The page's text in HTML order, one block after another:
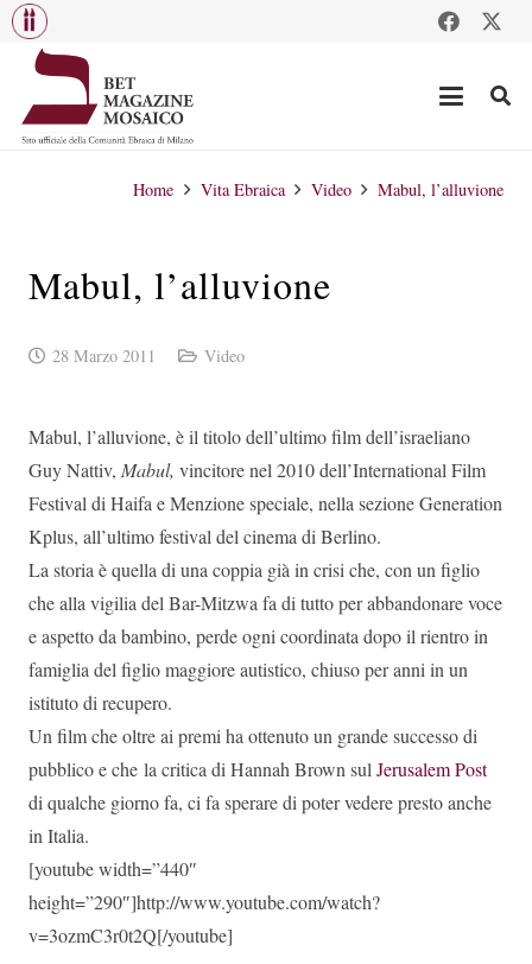
Home Vita Ebraica Video Mabul, l’alluvione
Mabul, l’alluvione
28 Marzo 2011 Video
Mabul, l’alluvione, è il titolo dell’ultimo film dell’israeliano
Guy Nattiv, Mabul, vincitore nel 2010 dell’International Film
Festival di Haifa e Menzione speciale, nella sezione Generation
Kplus, all’ultimo festival del cinema di Berlino.
La storia è quella di una coppia già in crisi che, con un figlio
che alla vigilia del Bar-Mitzwa fa di tutto per abbandonare voce
e aspetto da bambino, perde ogni coordinata dopo il rientro in
famiglia del figlio maggiore autistico, chiuso per anni in un
istituto di recupero.
Un film che oltre ai premi ha ottenuto un grande successo di
pubblico e che la critica di Hannah Brown sul Jerusalem Post
di qualche giorno fa, ci fa sperare di poter vedere presto anche
in Italia.
[youtube width=”440″
height=”290″]http://www.youtube.com/watch?
v=3ozmC3r0t2Q[/youtube]